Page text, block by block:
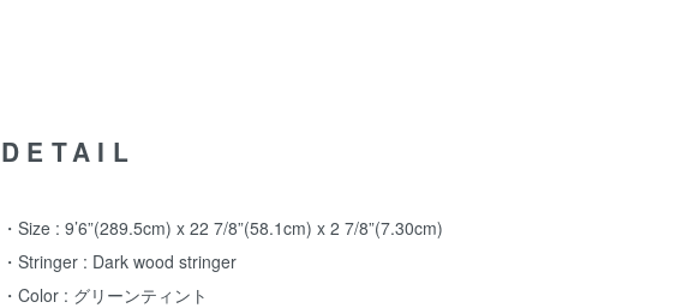
DETAIL
・Size : 9’6”(289.5cm) x 22 7/8”(58.1cm) x 2 7/8”(7.30cm)
・Stringer : Dark wood stringer
・Color : グリーンティント